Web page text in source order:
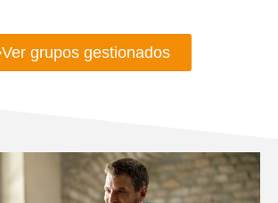
Ver grupos gestionados